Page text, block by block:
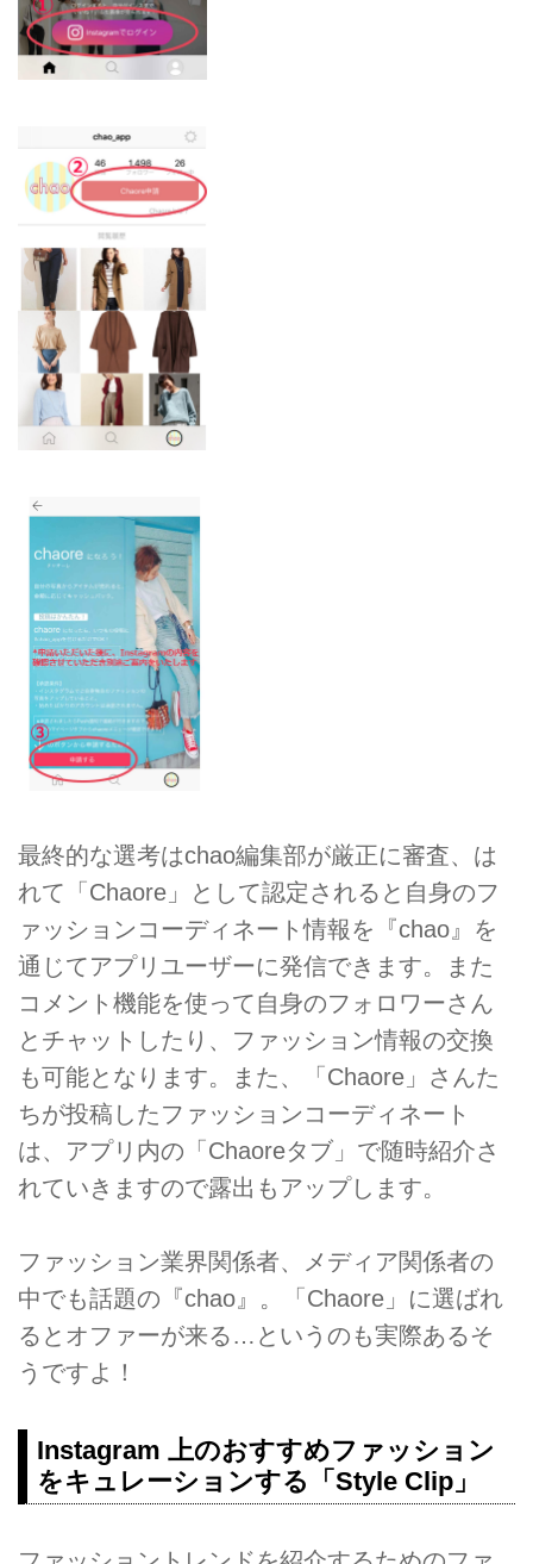
最終的な選考はchao編集部が厳正に審査、は
れて「Chaore」として認定されると自身のフ
ァッションコーディネート情報を『chao』を
通じてアプリユーザーに発信できます。また
コメント機能を使って自身のフォロワーさん
とチャットしたり、ファッション情報の交換
も可能となります。また、「Chaore」さんた
ちが投稿したファッションコーディネート
は、アプリ内の「Chaoreタブ」で随時紹介さ
れていきますので露出もアップします。
ファッション業界関係者、メディア関係者の
中でも話題の『chao』。「Chaore」に選ばれ
るとオファーが来る…というのも実際あるそ
うですよ！
Instagram 上のおすすめファッション
をキュレーションする「Style Clip」